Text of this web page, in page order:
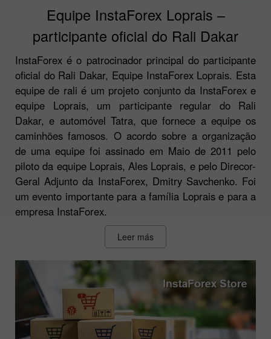
Equipe InstaForex Loprais –
participante oficial do Rali Dakar
InstaForex é o patrocinador principal do participante
oficial do Rali Dakar, Equipe InstaForex Loprais. Esta
equipe de rali é um projeto conjunto da InstaForex e
equipe Loprais, um participante regular do Rali
Dakar, e automóvel Tatra, que fornece a equipe os
caminhões famosos. O acordo sobre a organização
de uma equipe foi assinado em Maio de 2011 pelo
piloto da equipe Loprais, Ales Loprais, e pelo Direcor-
Geral Adjunto da InstaForex, Dmitry Savchenko. Foi
um evento importante para a família Loprais e para a
empresa InstaForex.
Leer más